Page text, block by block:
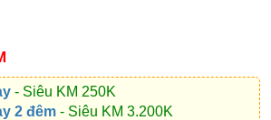
- Siêu KM 250K
2 đêm - Siêu KM 3.200K